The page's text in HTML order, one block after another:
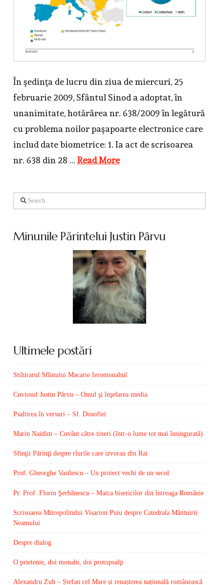
În şedinţa de lucru din ziua de miercuri, 25
februarie 2009, Sfântul Sinod a adoptat, în
unanimitate, hotărârea nr. 638/2009 în legătură
cu problema noilor paşapoarte electronice care
includ date biometrice: 1. Ia act de scrisoarea
nr. 638 din 28 … Read More
Search
Minunile Părintelui Justin Pârvu
Ultimele postări
Stihirarul Sfîntului Macarie Ieromonahul
Cuviosul Justin Pârvu – Omul şi înşelarea media
Psaltirea în versuri – Sf. Dosoftei
Marin Naidim – Cuvânt către tineri (într-o lume tot mai însingurată)
Sfinţii Părinţi despre rîurile care izvorau din Rai
Prof. Gheorghe Vasilescu – Un proiect vechi de un secol
Pr. Prof. Florin Şerbănescu – Maica bisericilor din întreaga Românie
Scrisoarea Mitropolitului Visarion Puiu despre Catedrala Mântuirii
Neamului
Despre dialog
O prietenie, doi monahi, doi protopsalţi
Alexandru Zub – Ștefan cel Mare și renașterea națională românească